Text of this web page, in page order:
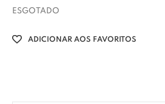
ESGOTADO
ADICIONAR AOS FAVORITOS